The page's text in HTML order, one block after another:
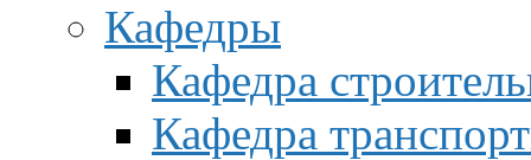
Кафедры
Кафедра
Кафедра